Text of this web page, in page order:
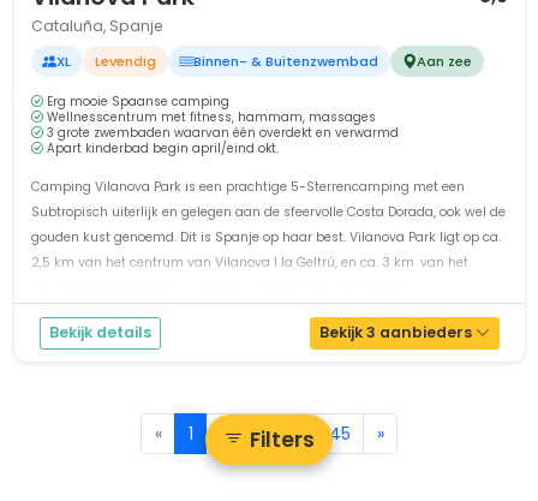
Filters
Cataluña, Spanje
XL Levendig Binnen- & Buitenzwembad Aan zee
Erg mooie Spaanse camping
Wellnesscentrum met fitness, hammam, massages
3 grote zwembaden waarvan één overdekt en verwarmd
Apart kinderbad begin april/eind okt.
Camping Vilanova Park is een prachtige 5-Sterrencamping met een
Subtropisch uiterlijk en gelegen aan de sfeervolle Costa Dorada, ook wel de
gouden kust genoemd. Dit is Spanje op haar best. Vilanova Park ligt op ca.
2,5 km van het centrum van Vilanova I la Geltrú, en ca. 3 km. van het
Bekijk details Bekijk 3 aanbieders
« 1 2 3 ... 45 »